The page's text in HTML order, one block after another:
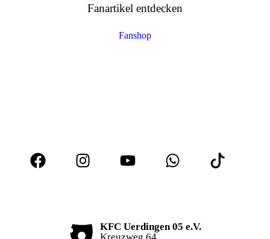
Fanartikel entdecken
Fanshop
KFC Uerdingen 05 e.V.